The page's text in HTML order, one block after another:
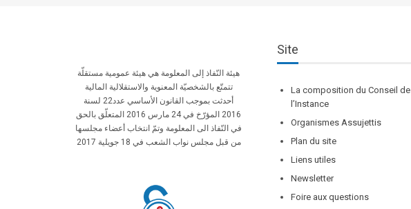
هيئة النّفاذ إلى المعلومة هي هيئة عمومية مستقلّة
تتمتّع بالشخصيّة المعنوية والاستقلالية المالية
أحدثت بموجب القانون الأساسي عدد22 لسنة
2016 المؤرّخ في 24 مارس 2016 المتعلّق بالحق
في النّفاذ الى المعلومة وتمّ انتخاب أعضاء مجلسها
من قبل مجلس نواب الشعب في 18 جويلية 2017
Site
La composition du Conseil de
l’Instance
Organismes Assujettis
Plan du site
Liens utiles
Newsletter
Foire aux questions